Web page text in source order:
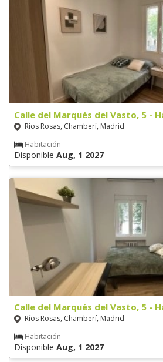
Calle del Marqués del Vasto, 5 -
Ríos Rosas, Chamberí, Madrid
Habitación
Disponible Aug, 1 2027
Calle del Marqués del Vasto, 5 -
Ríos Rosas, Chamberí, Madrid
Habitación
Disponible Aug, 1 2027